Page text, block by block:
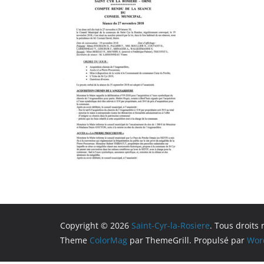
Copyright © 2026 Saint-Cyr-la-Rosiere. Tous droits
Theme ColorMag par ThemeGrill. Propulsé par